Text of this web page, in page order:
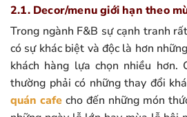
2.1. Decor/menu giới hạn theo
Trong ngành F&B sự cạnh tranh
có sự khác biệt và độc là hơn
khách hàng lựa chọn nhiều hơn.
thường phải có những thay đổi
quán cafe cho đến những món